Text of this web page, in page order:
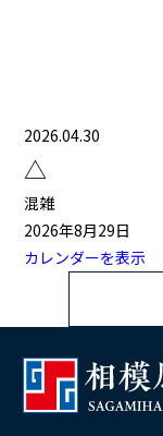
2026.04.30
△
△
混雑
2026年8月29日
カレンダーを表示